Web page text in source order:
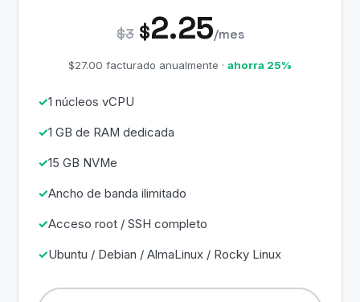
$3 $2.25/mes
$27.00 facturado anualmente · ahorra 25%
1 núcleos vCPU
1 GB de RAM dedicada
15 GB NVMe
Ancho de banda ilimitado
Acceso root / SSH completo
Ubuntu / Debian / AlmaLinux / Rocky Linux